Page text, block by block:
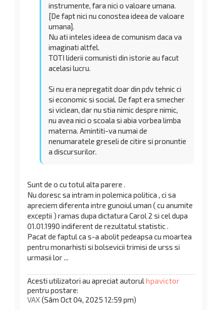
instrumente, fara nici o valoare umana.
[De fapt nici nu conostea ideea de valoare
umana].
Nu ati inteles ideea de comunism daca va
imaginati altfel.
TOTI liderii comunisti din istorie au facut
acelasi lucru.
Si nu era nepregatit doar din pdv tehnic ci
si economic si social. De fapt era smecher
si viclean, dar nu stia nimic despre nimic,
nu avea nici o scoala si abia vorbea limba
materna. Amintiti-va numai de
nenumaratele greseli de citire si pronuntie
a discursurilor.
Sunt de o cu totul alta parere .
Nu doresc sa intram in polemica politica , ci sa
apreciem diferenta intre gunoiul uman ( cu anumite
exceptii ) ramas dupa dictatura Carol 2 si cel dupa
01.01.1990 indiferent de rezultatul statistic .
Pacat de faptul ca s-a abolit pedeapsa cu moartea
pentru monarhisti si bolsevicii trimisi de urss si
urmasii lor ...
Acesti utilizatori au apreciat autorul hpavictor
pentru postare:
VAX (Sâm Oct 04, 2025 12:59 pm)